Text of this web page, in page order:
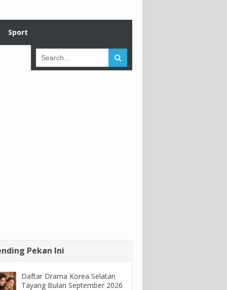
Sport
Pekan Ini
Daftar Drama Korea Selatan
Tayang Bulan September 2026